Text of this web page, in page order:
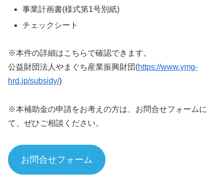
事業計画書(様式第1号別紙)
チェックシート
※本件の詳細はこちらで確認できます。
公益財団法人やまぐち産業振興財団(https://www.ymg-
hrd.jp/subsidy/)
※本補助金の申請をお考えの方は、お問合せフォームに
て、ぜひご相談ください。
お問合せフォーム